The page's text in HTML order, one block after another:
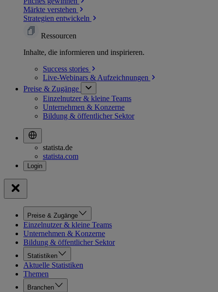
Märkte verstehen
Strategien entwickeln
Ressourcen
Inhalte, die informieren und inspirieren.
Success stories
Live-Webinars & Aufzeichnungen
Preise & Zugänge
Einzelnutzer & kleine Teams
Unternehmen & Konzerne
Bildung & öffentlicher Sektor
statista.de
statista.com
Preise & Zugänge
Einzelnutzer & kleine Teams
Unternehmen & Konzerne
Bildung & öffentlicher Sektor
Statistiken
Aktuelle Statistiken
Themen
Branchen